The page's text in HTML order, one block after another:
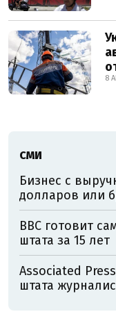
8
СМИ
Бизнес с
долларов или
BBC готовит
штата за 15 лет
Associated
штата